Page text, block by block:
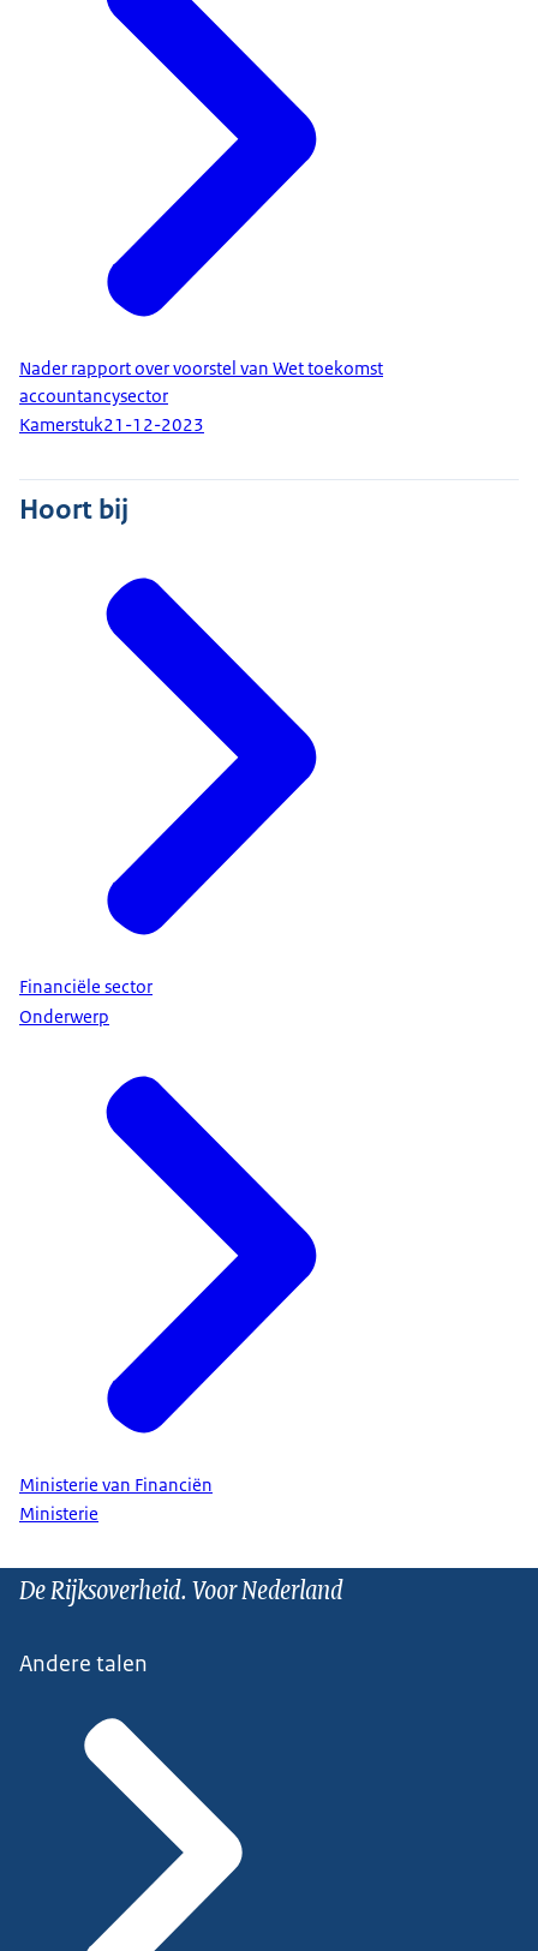
Nader rapport over voorstel van Wet toekomst
accountancysector
Kamerstuk21-12-2023
Hoort bij
Financiële sector
Onderwerp
Ministerie van Financiën
Ministerie
De Rijksoverheid. Voor Nederland
Andere talen